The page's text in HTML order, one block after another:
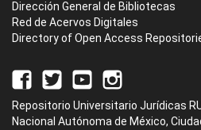
Dirección General de Bibliotecas
Red de Acervos Digitales
Directory of Open Access
Repositorio Universitario Jurídicas
Nacional Autónoma de México,